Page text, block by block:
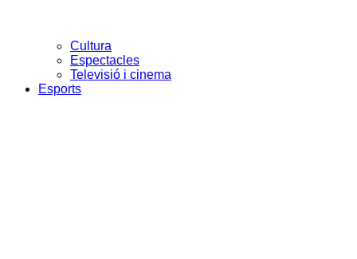
Cultura
Espectacles
Televisió i cinema
Esports